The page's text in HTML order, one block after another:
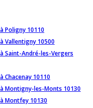
Poligny 10110
Vallentigny 10500
Saint-André-les-Vergers
Chacenay 10110
Montigny-les-Monts 10130
Montfey 10130